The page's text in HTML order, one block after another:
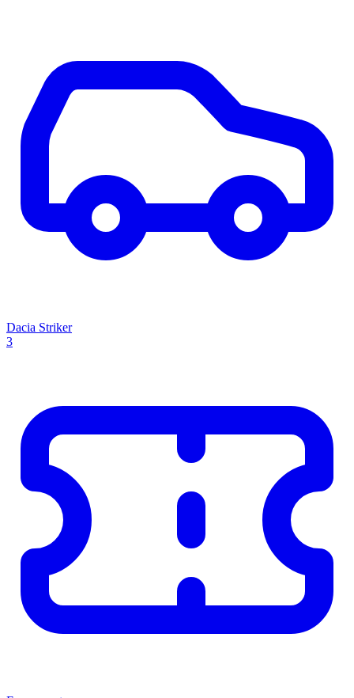
Dacia Striker
3